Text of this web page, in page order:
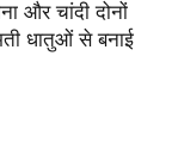
और चांदी दोनों
धातुओं से बनाई